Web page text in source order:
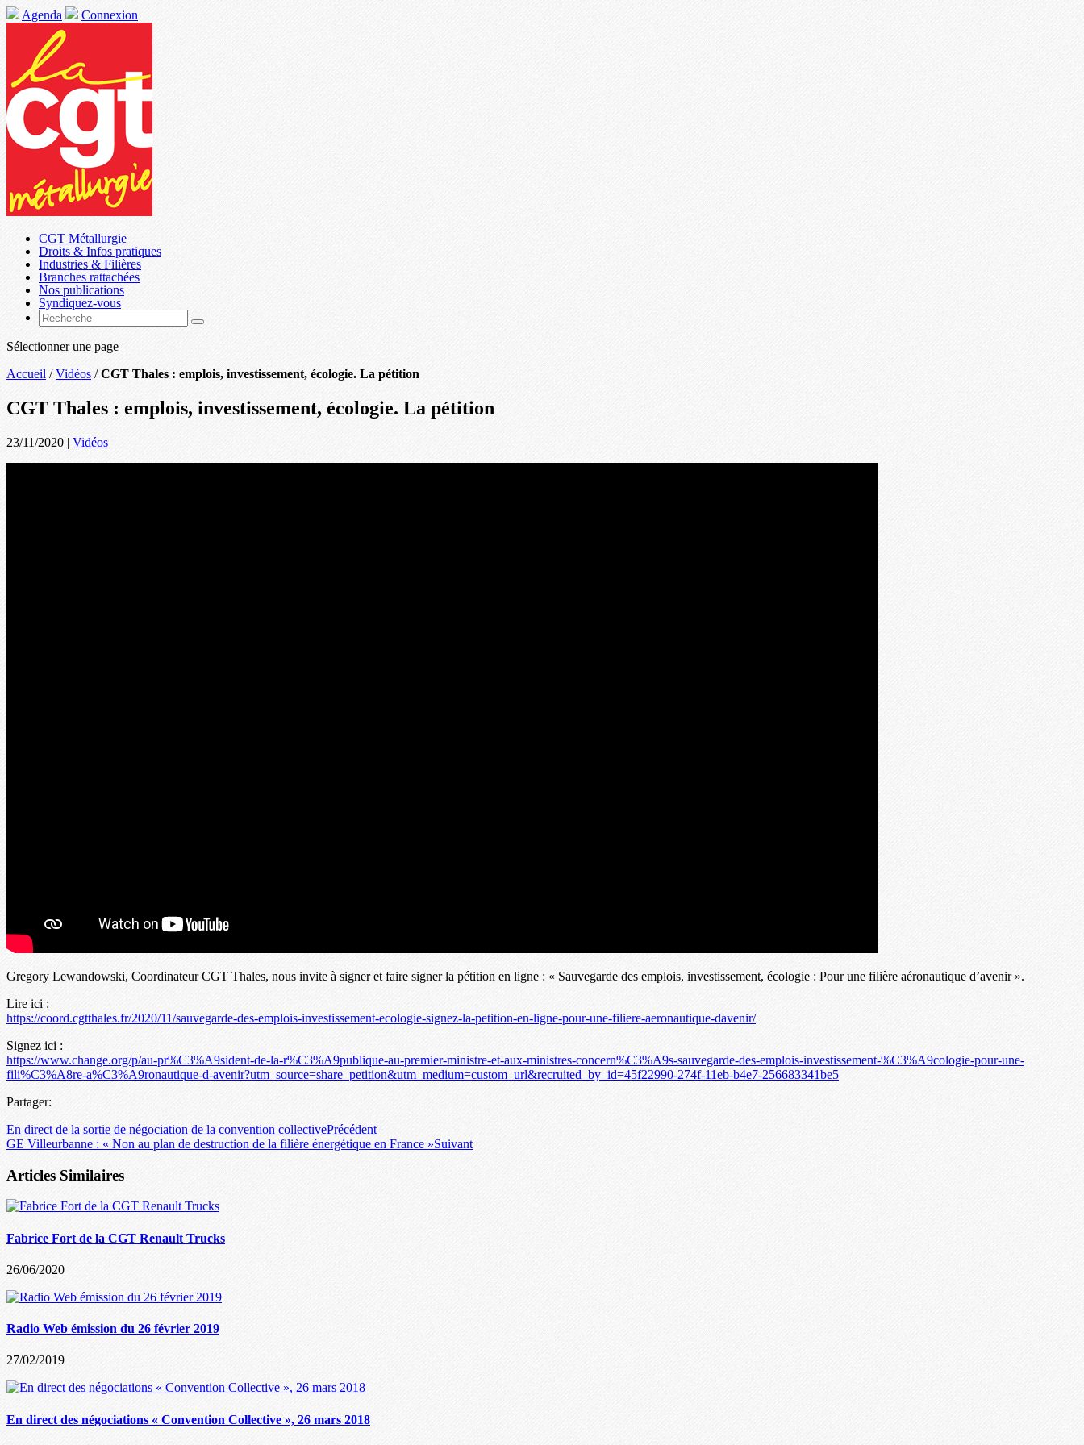
Agenda Connexion
CGT Métallurgie
Droits & Infos pratiques
Industries & Filières
Branches rattachées
Nos publications
Syndiquez-vous
Sélectionner une page
Accueil /Vidéos /CGT Thales : emplois, investissement, écologie. La pétition
CGT Thales : emplois, investissement, écologie. La pétition
23/11/2020 | Vidéos
Gregory Lewandowski, Coordinateur CGT Thales, nous invite à signer et faire signer la pétition en ligne : « Sauvegarde des emplois, investissement, écologie : Pour une filière aéronautique d’avenir ».
Lire ici :
https://coord.cgtthales.fr/2020/11/sauvegarde-des-emplois-investissement-ecologie-signez-la-petition-en-ligne-pour-une-filiere-aeronautique-davenir/
Signez ici :
https://www.change.org/p/au-pr%C3%A9sident-de-la-r%C3%A9publique-au-premier-ministre-et-aux-ministres-concern%C3%A9s-sauvegarde-des-emplois-investissement-%C3%A9cologie-pour-une-
fili%C3%A8re-a%C3%A9ronautique-d-avenir?utm_source=share_petition&utm_medium=custom_url&recruited_by_id=45f22990-274f-11eb-b4e7-256683341be5
Partager:
En direct de la sortie de négociation de la convention collectivePrécédent
GE Villeurbanne : « Non au plan de destruction de la filière énergétique en France »Suivant
Articles Similaires
Fabrice Fort de la CGT Renault Trucks
26/06/2020
Radio Web émission du 26 février 2019
27/02/2019
En direct des négociations « Convention Collective », 26 mars 2018